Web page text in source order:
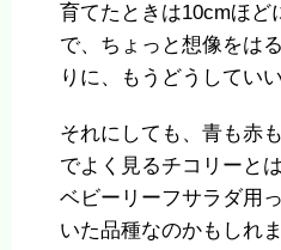
育てたときは10cmほど
で、ちょっと想像をは
りに、もうどうしてい
それにしても、青も赤
でよく見るチコリーと
ベビーリーフサラダ用
いた品種なのかもしれ